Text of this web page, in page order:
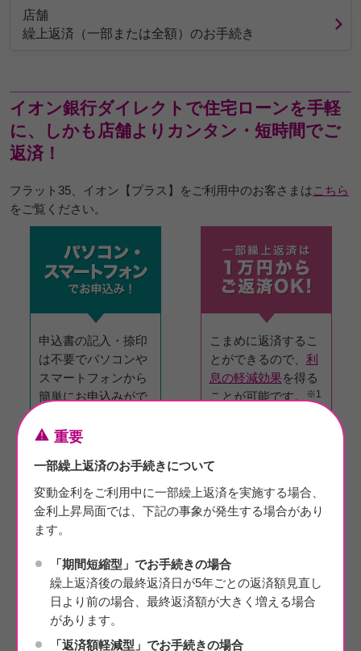
重要
一部繰上返済のお手続きについて
変動金利をご利用中に一部繰上返済を実施する場合、
金利上昇局面では、下記の事象が発生する場合があり
ます。
「期間短縮型」でお手続きの場合
繰上返済後の最終返済日が5年ごとの返済額見直し
日より前の場合、最終返済額が大きく増える場合
があります。
「返済額軽減型」でお手続きの場合
店舗
繰上返済（一部または全額）のお手続き
イオン銀行ダイレクトで住宅ローンを手軽
に、しかも店舗よりカンタン・短時間でご
返済！
フラット35、イオン【プラス】をご利用中のお客さまはこちら
をご覧ください。
申込書の記入・捺印
は不要でパソコンや
スマートフォンから
簡単にお申込みがで
こまめに返済するこ
とができるので、 利
息の軽減効果を得る
ことが可能です。
※1
イオン銀行ダイレク